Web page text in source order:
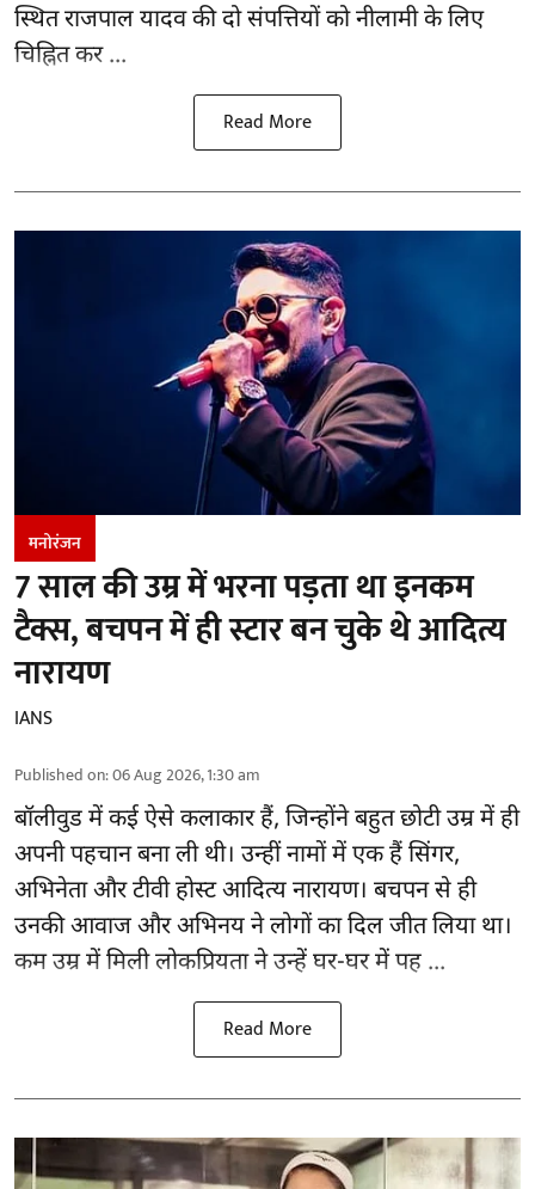
स्थित राजपाल यादव की दो संपत्तियों को नीलामी के लिए
चिह्नित कर ...
Read More
मनोरंजन
7 साल की उम्र में भरना पड़ता था इनकम
टैक्स, बचपन में ही स्टार बन चुके थे आदित्य
नारायण
IANS
Published on:06 Aug 2026, 1:30 am
बॉलीवुडमें कई ऐसे कलाकार हैं, जिन्होंने बहुत छोटी उम्र में ही
अपनी पहचान बना ली थी। उन्हीं नामों में एक हैं सिंगर,
अभिनेता और टीवी होस्ट आदित्य नारायण। बचपन से ही
उनकी आवाज और अभिनय ने लोगों का दिल जीत लिया था।
कम उम्र में मिली लोकप्रियता ने उन्हें घर-घर में पह ...
Read More